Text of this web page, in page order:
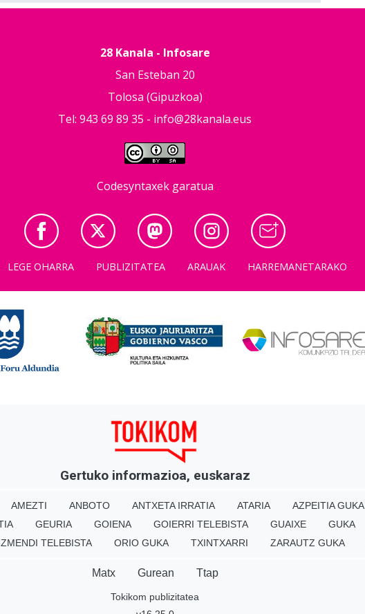
28 Kanala - Infosare
San Esteban 20
Tolosa (Gipuzkoa)
Tel: 943 69 89 35 - info@28kanala.eus
Codesyntaxek garatua
LEGE OHARRA PUBLIZITATEA ARAUAK HARREMANETARAKO
Gertuko informazioa, euskaraz
AMEZTI ANBOTO ANTXETA IRRATIA ATARIA AZPEITIA GUKA
GEURIA GOIENA GOIERRI TELEBISTA GUAIXE GUKA
TELEBISTA ORIO GUKA TXINTXARRI ZARAUTZ GUKA
Matx Gurean Ttap
Tokikom publizitatea